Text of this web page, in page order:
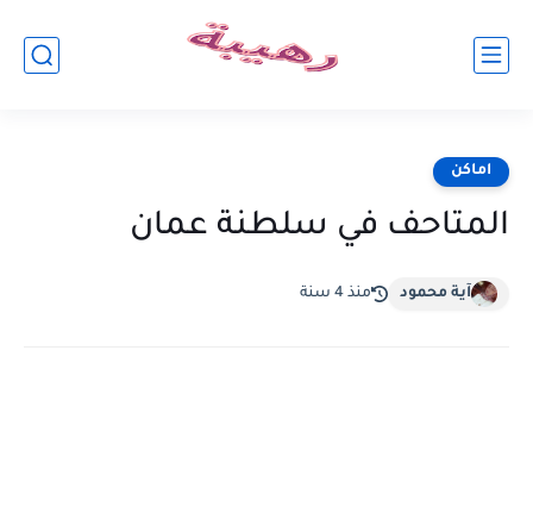
اماكن
المتاحف في سلطنة عمان
آية محمود منذ 4 سنة